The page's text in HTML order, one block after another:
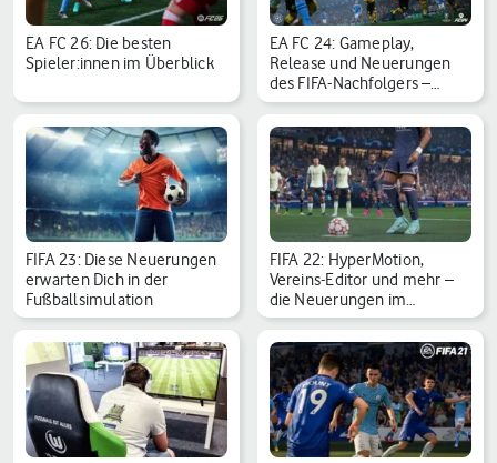
EA FC 26: Die besten
Spieler:innen im Überblick
EA FC 24: Gameplay,
Release und Neuerungen
des FIFA-Nachfolgers –…
FIFA 23: Diese Neuerungen
erwarten Dich in der
Fußballsimulation
FIFA 22: HyperMotion,
Vereins-Editor und mehr –
die Neuerungen im…